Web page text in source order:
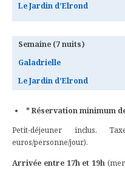
Le Jardin d’Elrond
Semaine (7 nuits)
Galadrielle
Le Jardin d’Elrond
* Réservation minimum
Petit-déjeuner inclus.
euros/personne/jour).
Arrivée entre 17h et 19h